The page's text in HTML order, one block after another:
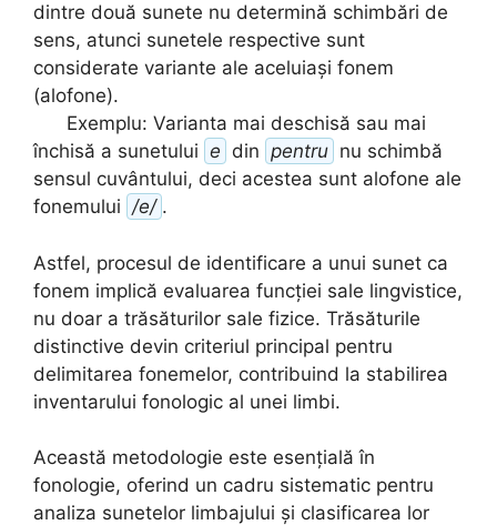
dintre două sunete nu determină schimbări de
sens, atunci sunetele respective sunt
considerate variante ale aceluiași fonem
(alofone).
Exemplu: Varianta mai deschisă sau mai
închisă a sunetului e din pentru nu schimbă
sensul cuvântului, deci acestea sunt alofone ale
fonemului /e/ .
Astfel, procesul de identificare a unui sunet ca
fonem implică evaluarea funcției sale lingvistice,
nu doar a trăsăturilor sale fizice. Trăsăturile
distinctive devin criteriul principal pentru
delimitarea fonemelor, contribuind la stabilirea
inventarului fonologic al unei limbi.
Această metodologie este esențială în
fonologie, oferind un cadru sistematic pentru
analiza sunetelor limbajului și clasificarea lor